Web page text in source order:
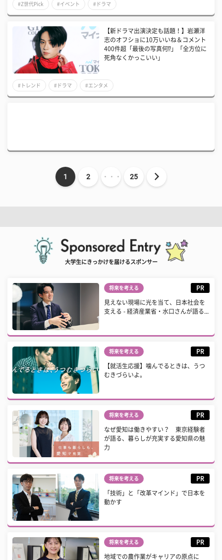
#Z世代Pick #イベント #ドラマ
【新ドラマ出演決定も話題！】岩瀬洋
志のオフショに10万いいね＆コメント
400件超「最後の写真何⁉」「全方位に
死角なくかっこいい」
#トレンド #ドラマ #エンタメ
1 2 ・・・ 25
大学生にきっかけを届けるスポンサー
将来を考える PR
見えない現場に光を当て、日本社会を
支える - 経済産業省・水口さんが語る...
将来を考える PR
【就活生応援】噛んでるときは、うつ
むきづらいよ。
将来を考える PR
なぜ愛知は働きやすい？ 東京経験者
が語る、暮らしが充実する愛知県の魅
力
将来を考える PR
「技術」と「改革マインド」で日本を
動かす
将来を考える PR
地域での農作業がキャリアの原点に